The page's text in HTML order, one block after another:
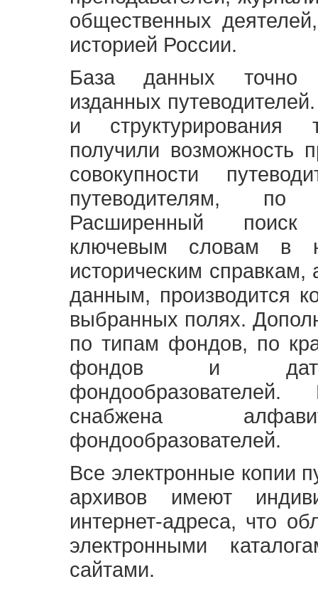
общественных
историей России.
База данных точно
изданных
и структурирования
получили возможность
совокупности
путеводителям,
Расширенный
ключевым словам в
историческим
данным, производится
выбранных полях.
по типам фондов, по
фондов и
снабжена
фондообразователей.
Все электронные копии
архивов имеют
интернет-адреса, что
электронными
сайтами.